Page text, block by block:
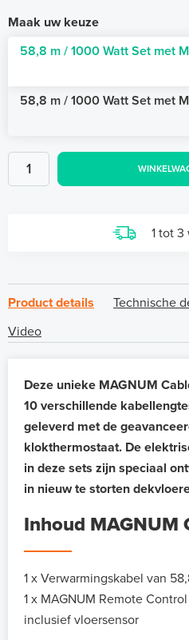
Maak uw keuze
58,8 m / 1000 Watt Set met
58,8 m / 1000 Watt Set met
1 tot 3
Product details Technische
Video
Deze unieke MAGNUM
10 verschillende
geleverd met de
klokthermostaat. De
in deze sets zijn speciaal
in nieuw te storten
Inhoud MAGNUM
1 x Verwarmingskabel van
1 x MAGNUM Remote
inclusief vloersensor